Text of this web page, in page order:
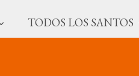
TODOS LOS SANTOS